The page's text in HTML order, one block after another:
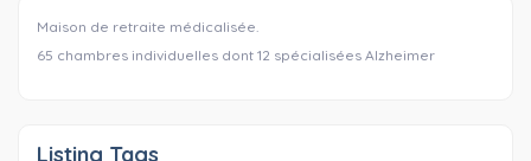
Maison de retraite médicalisée.
65 chambres individuelles dont 12 spécialisées Alzheimer
Listing Tags